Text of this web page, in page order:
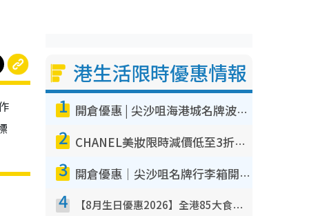
港生活限時優惠情報
1 開倉優惠 | 尖沙咀海港城名牌波鞋開倉低至1折！On鞋$899起／Joy&Peace鞋履$98起
2 CHANEL美妝限時減價低至3折！人氣粉底/唇膏/精華液低至$275！COCO香水都有平
3 開倉優惠｜尖沙咀名牌行李箱開倉低至4折！一連5日 American Tourister/ace./Hallmark $200起！
4 【8月生日優惠2026】全港85大食買玩著數攻略 自助餐/火鍋放題同行免費＋誠品/DONKI送現金券